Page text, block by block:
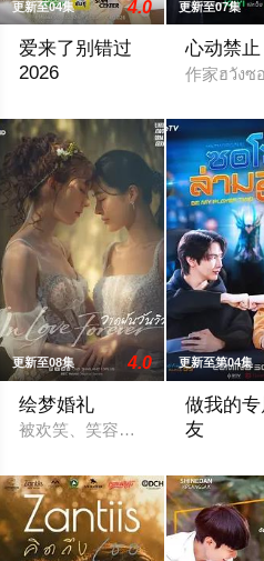
更新至04集 4.0
爱来了别错过
2026
更新至07集
心动禁止
作家ฮวังซ
更新至08集 4.0
绘梦婚礼
被欢笑、笑容和祝福环绕的婚礼
更新至第04集
做我的专
友